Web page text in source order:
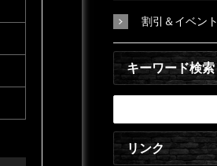
割引＆イベント
キーワード検索
リンク